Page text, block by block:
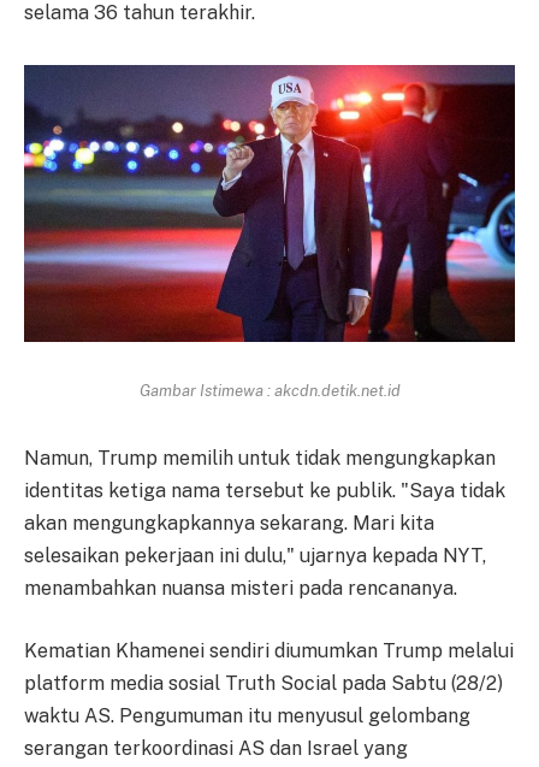
selama 36 tahun terakhir.
Gambar Istimewa : akcdn.detik.net.id
Namun, Trump memilih untuk tidak mengungkapkan
identitas ketiga nama tersebut ke publik. "Saya tidak
akan mengungkapkannya sekarang. Mari kita
selesaikan pekerjaan ini dulu," ujarnya kepada NYT,
menambahkan nuansa misteri pada rencananya.
Kematian Khamenei sendiri diumumkan Trump melalui
platform media sosial Truth Social pada Sabtu (28/2)
waktu AS. Pengumuman itu menyusul gelombang
serangan terkoordinasi AS dan Israel yang